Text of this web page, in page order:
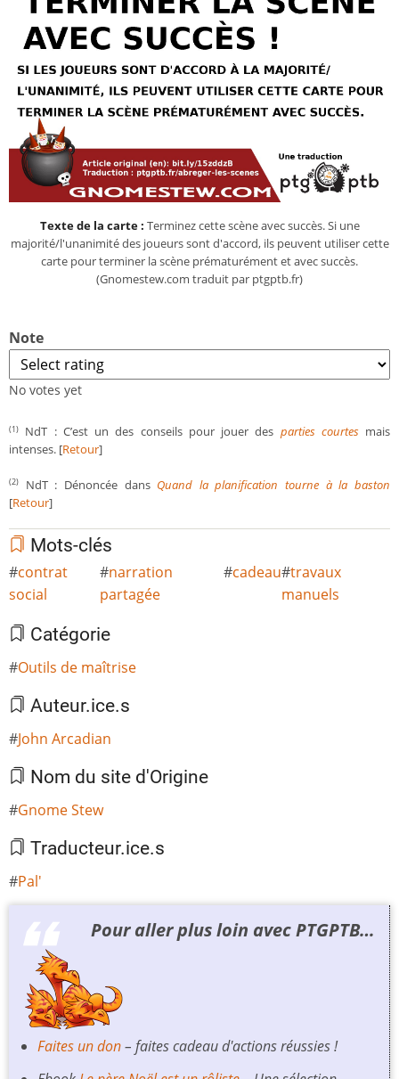
Texte de la carte : Terminez cette scène avec succès. Si une
majorité/l'unanimité des joueurs sont d'accord, ils peuvent utiliser cette
carte pour terminer la scène prématurément et avec succès.
(Gnomestew.com traduit par ptgptb.fr)
Note
No votes yet
(1) NdT : C’est un des conseils pour jouer des parties courtesmais
intenses. [Retour]
(2) NdT : Dénoncée dans Quand la planification tourne à la baston
[Retour]
Mots-clés
contrat
social
narration
partagée
cadeau travaux
manuels
Catégorie
Outils de maîtrise
Auteur.ice.s
John Arcadian
Nom du site d'Origine
Gnome Stew
Traducteur.ice.s
Pal'
Pour aller plus loin avec PTGPTB…
Faites un don– faites cadeau d'actions réussies !